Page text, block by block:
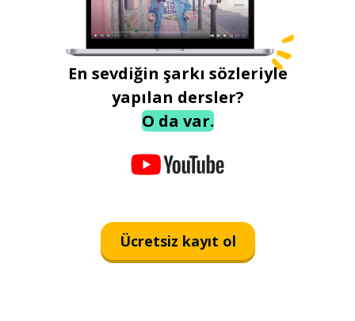
En sevdiğin şarkı sözleriyle
yapılan dersler?
O da var.
Ücretsiz kayıt ol